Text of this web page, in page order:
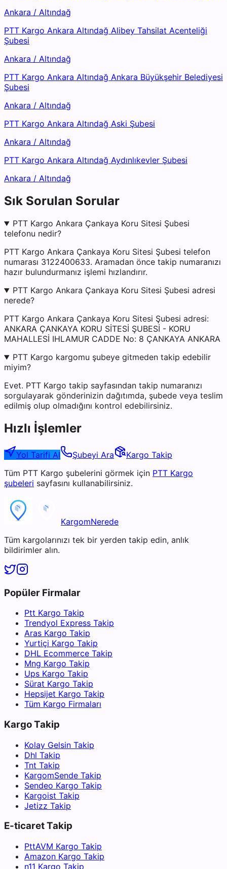
Ankara / Altındağ
PTT Kargo Ankara Altındağ Alibey Tahsilat Acenteliği
Şubesi
Ankara / Altındağ
PTT Kargo Ankara Altındağ Ankara Büyükşehir Belediyesi
Şubesi
Ankara / Altındağ
PTT Kargo Ankara Altındağ Aski Şubesi
Ankara / Altındağ
PTT Kargo Ankara Altındağ Aydınlıkevler Şubesi
Ankara / Altındağ
Sık Sorulan Sorular
PTT Kargo Ankara Çankaya Koru Sitesi Şubesi
telefonu nedir?
PTT Kargo Ankara Çankaya Koru Sitesi Şubesi telefon
numarası 3122400633. Aramadan önce takip numaranızı
hazır bulundurmanız işlemi hızlandırır.
PTT Kargo Ankara Çankaya Koru Sitesi Şubesi adresi
nerede?
PTT Kargo Ankara Çankaya Koru Sitesi Şubesi adresi:
ANKARA ÇANKAYA KORU SİTESİ ŞUBESİ - KORU
MAHALLESİ IHLAMUR CADDE No: 8 ÇANKAYA ANKARA
PTT Kargo kargomu şubeye gitmeden takip edebilir
miyim?
Evet. PTT Kargo takip sayfasından takip numaranızı
sorgulayarak gönderinizin dağıtımda, şubede veya teslim
edilmiş olup olmadığını kontrol edebilirsiniz.
Hızlı İşlemler
Yol Tarifi Al Şubeyi Ara
Kargo Takip
Tüm PTT Kargo şubelerini görmek için PTT Kargo
şubeleri sayfasını kullanabilirsiniz.
KargomNerede
Tüm kargolarınızı tek bir yerden takip edin, anlık
bildirimler alın.
Popüler Firmalar
Ptt Kargo Takip
Trendyol Express Takip
Aras Kargo Takip
Yurtiçi Kargo Takip
DHL Ecommerce Takip
Mng Kargo Takip
Ups Kargo Takip
Sürat Kargo Takip
Hepsijet Kargo Takip
Tüm Kargo Firmaları
Kargo Takip
Kolay Gelsin Takip
Dhl Takip
Tnt Takip
KargomSende Takip
Sendeo Kargo Takip
Kargoist Takip
Jetizz Takip
E-ticaret Takip
PttAVM Kargo Takip
Amazon Kargo Takip
n11 Kargo Takip